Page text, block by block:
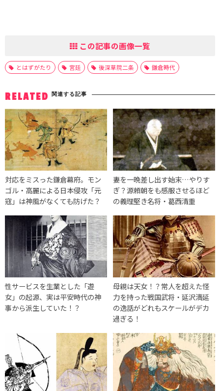
この記事の画像一覧
とはずがたり 宮廷 後深草院二条 鎌倉時代
RELATED 関連する記事
対応をミスった鎌倉幕府。モン
ゴル・高麗による日本侵攻「元
寇」は神風がなくても防げた？
妻を一晩差し出す始末…やりす
ぎ？源頼朝をも感服させるほど
の義理堅き名将・葛西清重
性サービスを生業とした「遊
女」の起源、実は平安時代の神
事から派生していた！？
母親は天女！？常人を超えた怪
力を持った戦国武将・延沢満延
の逸話がどれもスケールがデカ
過ぎる！